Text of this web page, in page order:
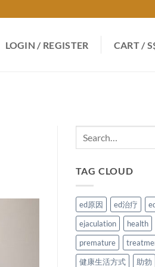
LOGIN / REGISTER CART /
TAG CLOUD
ed原因 ed治疗
ejaculation
health
premature
健康生活方式
助勃